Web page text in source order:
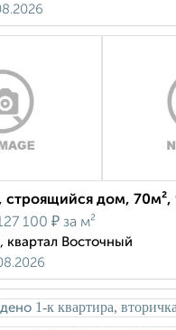
строящийся дом,
100 ₽ за м²
Восточный